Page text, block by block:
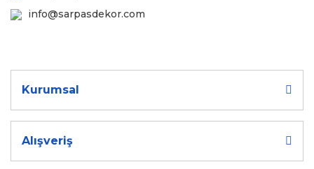
info@sarpasdekor.com
Kurumsal
Alışveriş